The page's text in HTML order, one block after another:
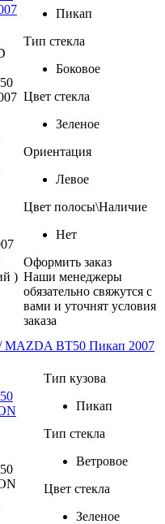
)
Пикап
Тип стекла
Боковое
Цвет стекла
Зеленое
Ориентация
Левое
Цвет полосы\Наличие
Нет
Оформить заказ
Наши менеджеры
обязательно свяжутся с
вами и уточнят условия
заказа
MAZDA BT50 Пикап 2007
Тип кузова
Пикап
Тип стекла
Ветровое
Цвет стекла
Зеленое